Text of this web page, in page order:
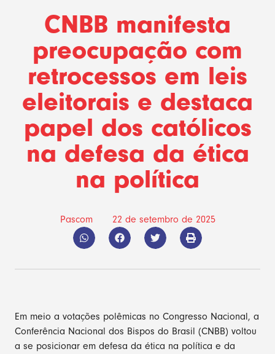
CNBB manifesta
preocupação com
retrocessos em leis
eleitorais e destaca
papel dos católicos
na defesa da ética
na política
Pascom 22 de setembro de 2025
Em meio a votações polêmicas no Congresso Nacional, a
Conferência Nacional dos Bispos do Brasil (CNBB) voltou
a se posicionar em defesa da ética na política e da